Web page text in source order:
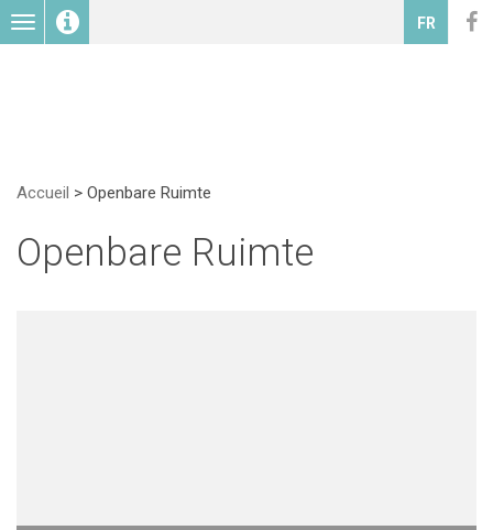
Toggle
navigation
FR
Accueil > Openbare Ruimte
Openbare Ruimte